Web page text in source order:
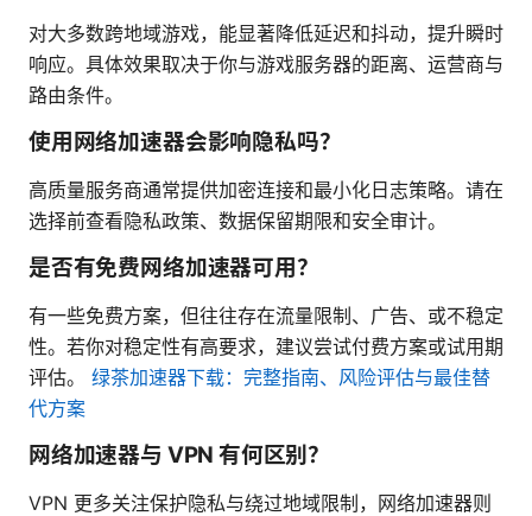
对大多数跨地域游戏，能显著降低延迟和抖动，提升瞬时
响应。具体效果取决于你与游戏服务器的距离、运营商与
路由条件。
使用网络加速器会影响隐私吗？
高质量服务商通常提供加密连接和最小化日志策略。请在
选择前查看隐私政策、数据保留期限和安全审计。
是否有免费网络加速器可用？
有一些免费方案，但往往存在流量限制、广告、或不稳定
性。若你对稳定性有高要求，建议尝试付费方案或试用期
评估。 绿茶加速器下载：完整指南、风险评估与最佳替
代方案
网络加速器与 VPN 有何区别？
VPN 更多关注保护隐私与绕过地域限制，网络加速器则